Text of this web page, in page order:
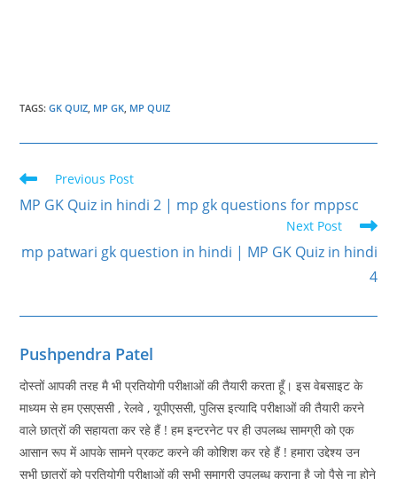
TAGS:GK QUIZ, MP GK, MP QUIZ
Read
articles
Previous Post
MP GK Quiz in hindi 2 | mp gk questions for mppsc
Next Post
mp patwari gk question in hindi | MP GK Quiz in hindi
4
Pushpendra Patel
दोस्तों आपकी तरह मै भी प्रतियोगी परीक्षाओं की तैयारी करता हूँ। इस वेबसाइट के
माध्यम से हम एसएससी , रेलवे , यूपीएससी, पुलिस इत्यादि परीक्षाओं की तैयारी करने
वाले छात्रों की सहायता कर रहे हैं ! हम इन्टरनेट पर ही उपलब्ध सामग्री को एक
आसान रूप में आपके सामने प्रकट करने की कोशिश कर रहे हैं ! हमारा उद्देश्य उन
सभी छात्रों को प्रतियोगी परीक्षाओं की सभी समाग्री उपलब्ध कराना है जो पैसे ना होने